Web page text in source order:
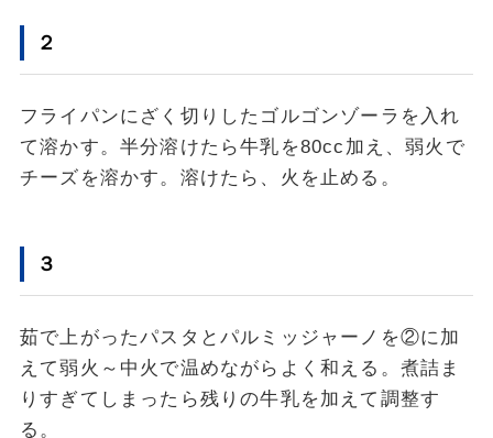
２
フライパンにざく切りしたゴルゴンゾーラを入れ
て溶かす。半分溶けたら牛乳を80cc加え、弱火で
チーズを溶かす。溶けたら、火を止める。
３
茹で上がったパスタとパルミッジャーノを②に加
えて弱火～中火で温めながらよく和える。煮詰ま
りすぎてしまったら残りの牛乳を加えて調整す
る。